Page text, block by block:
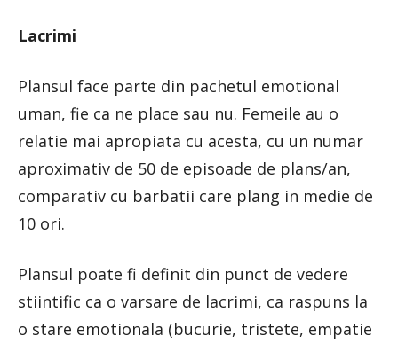
Lacrimi
Plansul face parte din pachetul emotional
uman, fie ca ne place sau nu. Femeile au o
relatie mai apropiata cu acesta, cu un numar
aproximativ de 50 de episoade de plans/an,
comparativ cu barbatii care plang in medie de
10 ori.
Plansul poate fi definit din punct de vedere
stiintific ca o varsare de lacrimi, ca raspuns la
o stare emotionala (bucurie, tristete, empatie